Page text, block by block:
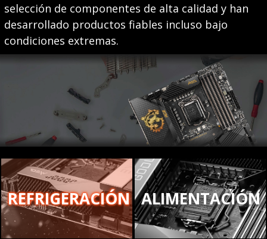
selección de componentes de alta calidad y han
desarrollado productos fiables incluso bajo
condiciones extremas.
REFRIGERACIÓN ALIMENTACIÓN